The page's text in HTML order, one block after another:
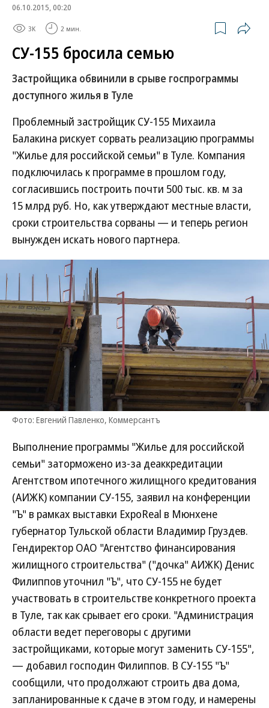
06.10.2015, 00:20
3K 2 мин.
СУ-155 бросила семью
Застройщика обвинили в срыве госпрограммы
доступного жилья в Туле
Проблемный застройщик СУ-155 Михаила
Балакина рискует сорвать реализацию программы
"Жилье для российской семьи" в Туле. Компания
подключилась к программе в прошлом году,
согласившись построить почти 500 тыс. кв. м за
15 млрд руб. Но, как утверждают местные власти,
сроки строительства сорваны — и теперь регион
вынужден искать нового партнера.
Фото: Евгений Павленко, Коммерсантъ
Выполнение программы "Жилье для российской
семьи" заторможено из-за деаккредитации
Агентством ипотечного жилищного кредитования
(АИЖК) компании СУ-155, заявил на конференции
"Ъ" в рамках выставки ExpoReal в Мюнхене
губернатор Тульской области Владимир Груздев.
Гендиректор ОАО "Агентство финансирования
жилищного строительства" ("дочка" АИЖК) Денис
Филиппов уточнил "Ъ", что СУ-155 не будет
участвовать в строительстве конкретного проекта
в Туле, так как срывает его сроки. "Администрация
области ведет переговоры с другими
застройщиками, которые могут заменить СУ-155",
— добавил господин Филиппов. В СУ-155 "Ъ"
сообщили, что продолжают строить два дома,
запланированные к сдаче в этом году, и намерены